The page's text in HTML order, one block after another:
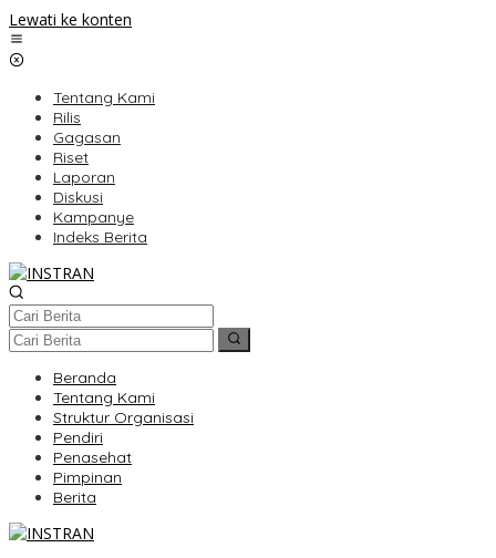
Lewati ke konten
Tentang Kami
Rilis
Gagasan
Riset
Laporan
Diskusi
Kampanye
Indeks Berita
Beranda
Tentang Kami
Struktur Organisasi
Pendiri
Penasehat
Pimpinan
Berita